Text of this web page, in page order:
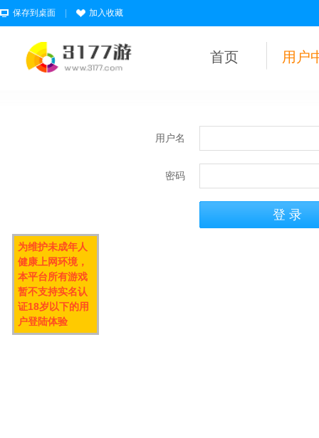
保存到桌面 加入收藏
首页 用户
用户名
密码
为维护未成年人
健康上网环境，
本平台所有游戏
暂不支持实名认
证18岁以下的用
户登陆体验